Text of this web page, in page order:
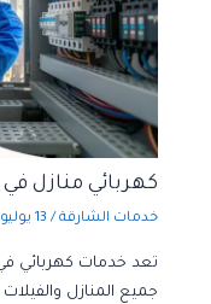
كهربائي منازل
خدمات الشارقة / 13 يوليو، 2026
تعد خدمات كهربائي
جميع المنازل